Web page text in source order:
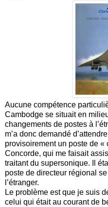
Aucune compétence
Cambodge se situait en
changements de postes à
m’a donc demandé
provisoirement un poste de «
Concorde, qui me faisait
traitant du supersonique. Il
poste de directeur régional
l’étranger.
Le problème est que je suis
celui qui était au courant de